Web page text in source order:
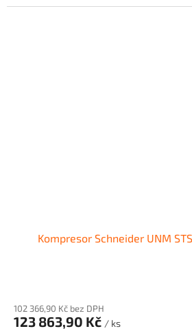
Kompresor Schneider UNM
102 366,90 Kč bez DPH
123 863,90 Kč / ks